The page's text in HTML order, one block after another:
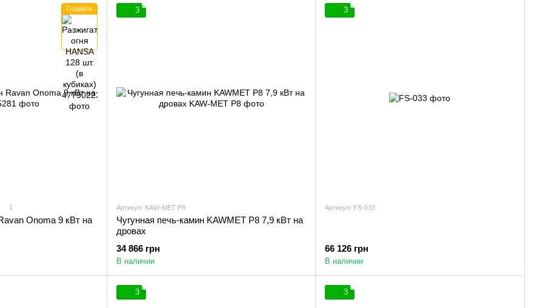
Подарок
1
Onoma 9 кВт на
3
Артикул: KAW-MET P8
Чугунная печь-камин KAWMET P8 7,9 кВт на
дровах
34 866 грн
В наличии
3
Артикул: FS-033
66 126 грн
В наличии
3 3